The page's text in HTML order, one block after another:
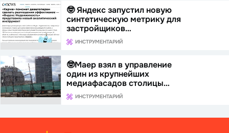
🤓 Яндекс запустил новую
синтетическую метрику для
застройщиков…
ИНСТРУМЕНТАРИЙ
🤓Маер взял в управление
один из крупнейших
медиафасадов столицы…
ИНСТРУМЕНТАРИЙ